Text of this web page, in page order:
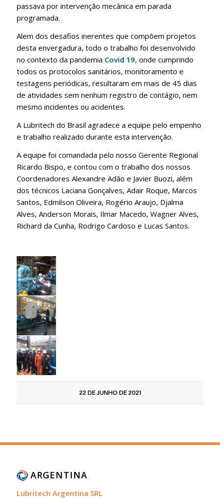
passava por intervenção mecânica em parada
programada.
Alem dos desafios inerentes que compõem projetos
desta envergadura, todo o trabalho foi desenvolvido
no contexto da pandemia Covid 19, onde cumprindo
todos os protocolos sanitários, monitoramento e
testagens periódicas, resultaram em mais de 45 dias
de atividades sem nenhum registro de contágio, nem
mesmo incidentes ou acidentes.
A Lubritech do Brasil agradece a equipe pelo empenho
e trabalho realizado durante esta intervenção.
A equipe foi comandada pelo nosso Gerente Regional
Ricardo Bispo, e contou com o trabalho dos nossos
Coordenadores Alexandre Adão e Javier Buozi, além
dos técnicos Laciana Gonçalves, Adair Roque, Marcos
Santos, Edmilson Oliveira, Rogério Araujo, Djalma
Alves, Anderson Morais, Ilmar Macedo, Wagner Alves,
Richard da Cunha, Rodrigo Cardoso e Lucas Santos.
22 DE JUNHO DE 2021
ARGENTINA
Lubritech Argentina SRL